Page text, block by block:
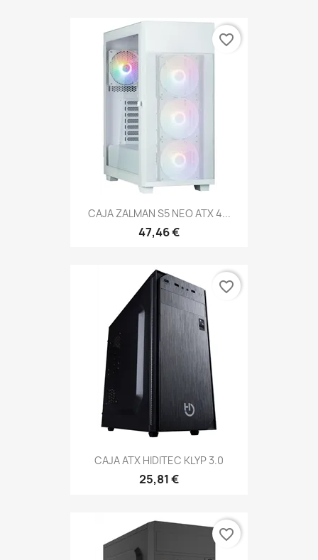
CAJA ZALMAN S5 NEO ATX 4...
47,46 €
favorite_border
CAJA ATX HIDITEC KLYP 3.0
25,81 €
favorite_border
favorite_border